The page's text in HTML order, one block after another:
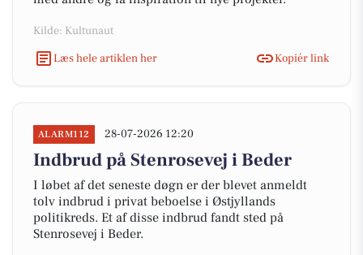
Kilde: Kultunaut
Læs hele artiklen her
Kopiér link
ALARM112 28-07-2026 12:20
Indbrud på Stenrosevej i Beder
I løbet af det seneste døgn er der blevet anmeldt
tolv indbrud i privat beboelse i Østjyllands
politikreds. Et af disse indbrud fandt sted på
Stenrosevej i Beder.